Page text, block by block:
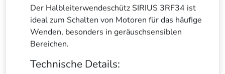
Der Halbleiterwendeschütz SIRIUS 3RF34 ist
ideal zum Schalten von Motoren für das häufige
Wenden, besonders in geräuschsensiblen
Bereichen.
Technische Details: